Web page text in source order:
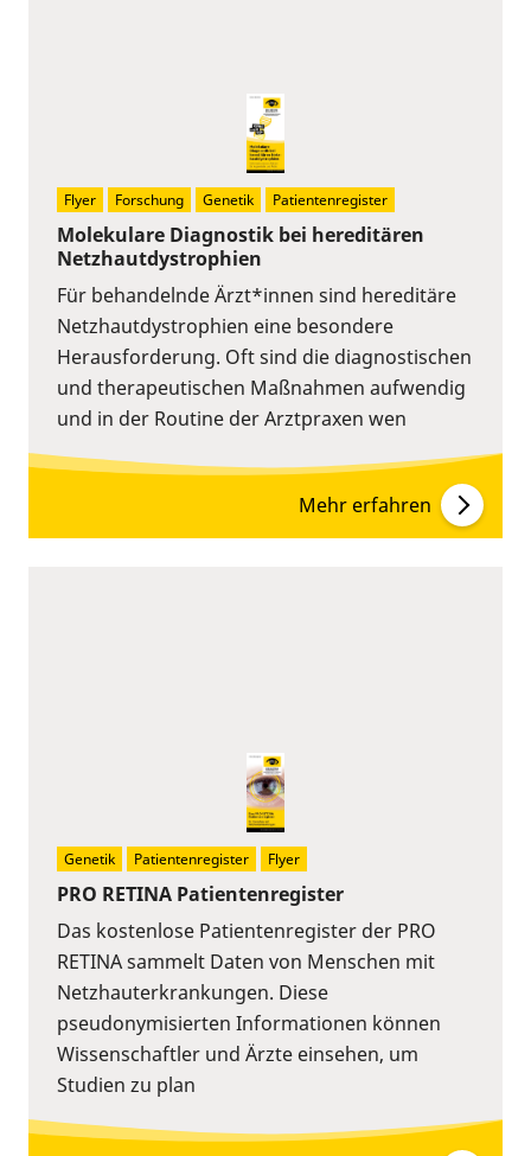
Molekulare Diagnostik bei hereditären
Netzhautdystrophien
Für behandelnde Ärzt*innen sind hereditäre
Netzhautdystrophien eine besondere
Herausforderung. Oft sind die diagnostischen
und therapeutischen Maßnahmen aufwendig
und in der Routine der Arztpraxen wen
Flyer Forschung Genetik Patientenregister
Mehr erfahren
PRO RETINA Patientenregister
Das kostenlose Patientenregister der PRO
RETINA sammelt Daten von Menschen mit
Netzhauterkrankungen. Diese
pseudonymisierten Informationen können
Wissenschaftler und Ärzte einsehen, um
Studien zu plan
Genetik Patientenregister Flyer